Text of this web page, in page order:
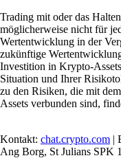
Trading mit oder das
möglicherweise nicht für
Wertentwicklung in der
zukünftige
Investition in Krypto-
Situation und Ihrer
zu den Risiken, die mit
Assets verbunden sind,
Kontakt: chat.crypto.com |
Ang Borg, St Julians SPK